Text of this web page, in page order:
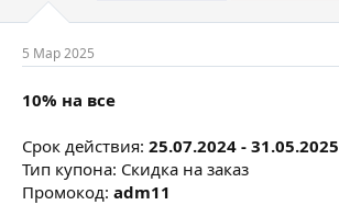
5 Мар 2025
10% на все
Срок действия: 25.07.2024 - 31.05.2025
Тип купона: Скидка на заказ
Промокод: adm11